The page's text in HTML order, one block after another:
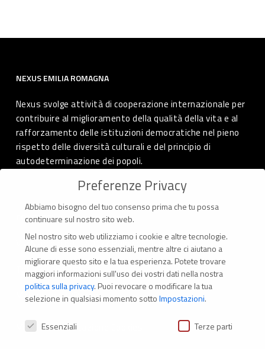
NEXUS EMILIA ROMAGNA
Nexus svolge attività di cooperazione internazionale per
contribuire al miglioramento della qualità della vita e al
rafforzamento delle istituzioni democratiche nel pieno
rispetto delle diversità culturali e del principio di
autodeterminazione dei popoli.
CONTATTI
Via Marconi 69 – 40122 Bologna (Italia)
Tel. +39 051 294 775
Mail: er.nexus@er.cgil.it
Modifica impostazione Cookies
Preferenze Privacy
Abbiamo bisogno del tuo consenso prima che tu possa
continuare sul nostro sito web.
Nel nostro sito web utilizziamo i cookie e altre tecnologie.
Alcune di esse sono essenziali, mentre altre ci aiutano a
migliorare questo sito e la tua esperienza. Potete trovare
maggiori informazioni sull'uso dei vostri dati nella nostra
politica sulla privacy. Puoi revocare o modificare la tua
selezione in qualsiasi momento sottoImpostazioni.
Preferenze Privacy
Essenziali Terze parti